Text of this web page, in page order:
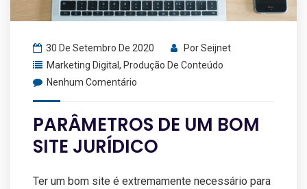
30 De Setembro De 2020 PorSeijnet
Marketing Digital , Produção De Conteúdo
Nenhum Comentário
PARÂMETROS DE UM BOM
SITE JURÍDICO
Ter um bom site é extremamente necessário para